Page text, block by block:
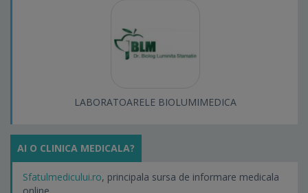
LABORATOARELE BIOLUMIMEDICA
AI O CLINICA MEDICALA?
Sfatulmedicului.ro, principala sursa de informare medicala